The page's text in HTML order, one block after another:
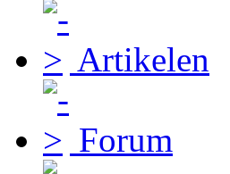
Artikelen
Forum